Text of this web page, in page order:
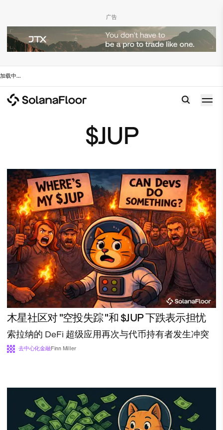
广告
加载中...
$JUP
木星社区对 "空投失踪 "和 $JUP 下跌表示担忧
索拉纳的 DeFi 超级应用再次与代币持有者发生冲突
去中心化金融Finn Miller